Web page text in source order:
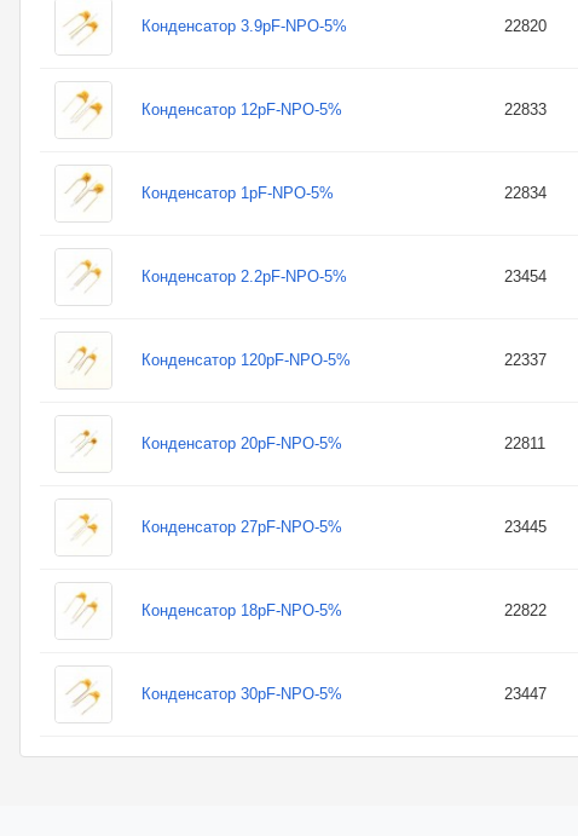
Конденсатор 3.9pF-NPO-5% 22820
Конденсатор 12pF-NPO-5% 22833
Конденсатор 1pF-NPO-5% 22834
Конденсатор 2.2pF-NPO-5% 23454
Конденсатор 120pF-NPO-5% 22337
Конденсатор 20pF-NPO-5% 22811
Конденсатор 27pF-NPO-5% 23445
Конденсатор 18pF-NPO-5% 22822
Конденсатор 30pF-NPO-5% 23447